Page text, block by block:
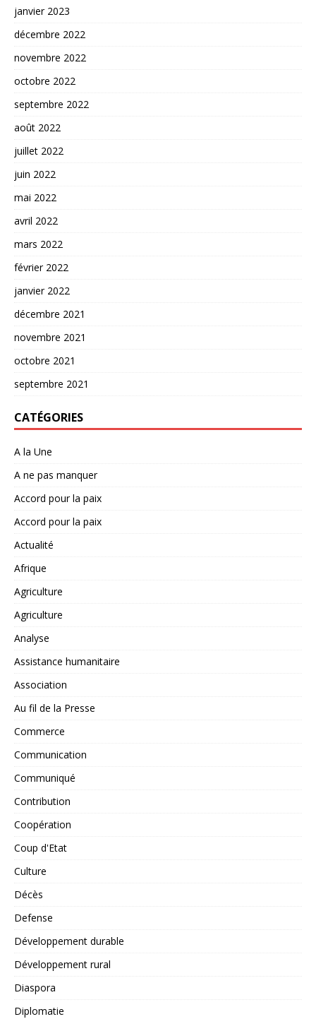
janvier 2023
décembre 2022
novembre 2022
octobre 2022
septembre 2022
août 2022
juillet 2022
juin 2022
mai 2022
avril 2022
mars 2022
février 2022
janvier 2022
décembre 2021
novembre 2021
octobre 2021
septembre 2021
CATÉGORIES
A la Une
A ne pas manquer
Accord pour la paix
Accord pour la paix
Actualité
Afrique
Agriculture
Agriculture
Analyse
Assistance humanitaire
Association
Au fil de la Presse
Commerce
Communication
Communiqué
Contribution
Coopération
Coup d'Etat
Culture
Décès
Defense
Développement durable
Développement rural
Diaspora
Diplomatie